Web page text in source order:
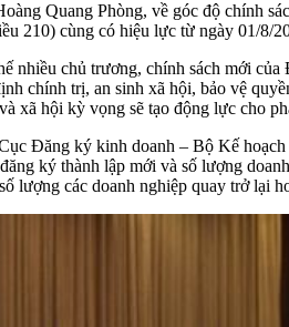
Quang Phòng, về góc độ chính
210) cùng có hiệu lực từ ngày 01/8/
nhiều chủ trương, chính sách mới
chính trị, an sinh xã hội, bảo vệ
xã hội kỳ vọng sẽ tạo động lực cho
Đăng ký kinh doanh – Bộ Kế
ký thành lập mới và số lượng
lượng các doanh nghiệp quay trở lại